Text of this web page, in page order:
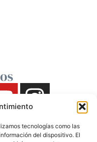
tecnologías como las
del dispositivo. El